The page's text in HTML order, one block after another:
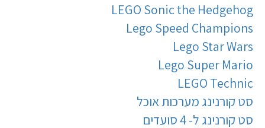
LEGO Sonic the Hedgehog
Lego Speed Champions
Lego Star Wars
Lego Super Mario
LEGO Technic
סט קורנינג מערכות אוכל
סט קורנינג ל- 4 סועדים